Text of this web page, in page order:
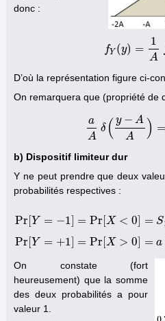
donc :
fY (y) =
1
A
fY( y)= 1A
D’où la représentation figure ci-
On remarquera que (propriété de
a
A
δ ( y − A
A
) =
a A δ(y−A A =a
b) Dispositif limiteur dur
Y ne peut prendre que deux
probabilités respectives :
Pr [Y = −1
Pr [Y = +1]
= Pr [X < 0 = S
= Pr [X > 0] = a
Y X 1 × 2
On constate (fort
heureusement) que la somme
des deux probabilités a pour
valeur 1.